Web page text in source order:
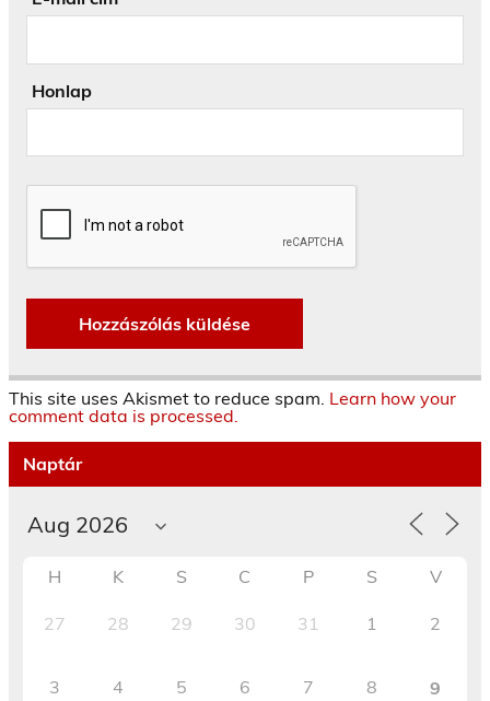
Honlap
This site uses Akismet to reduce spam. Learn how your
comment data is processed.
Naptár
H K S C P S V
27 28 29 30 31 1 2
3 4 5 6 7 8 9